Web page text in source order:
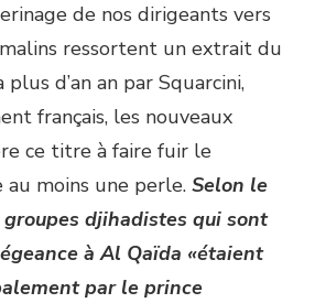
de nos dirigeants vers
ressortent un extrait du
d’an an par Squarcini,
français, les nouveaux
ce titre à faire fuir le
au moins une perle. Selon le
djihadistes qui sont
à Al Qaïda «étaient
par le prince